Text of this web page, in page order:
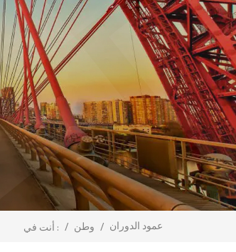
أنت في : / وطن / عمود الدوران